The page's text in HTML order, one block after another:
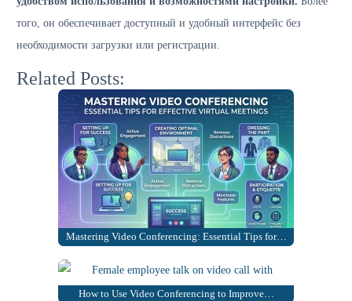
того, он обеспечивает доступный и удобный интерфейс без
необходимости загрузки или регистрации.
Related Posts:
Mastering Video Conferencing: Essential Tips for…
How to Use Video Conferencing to Improve…